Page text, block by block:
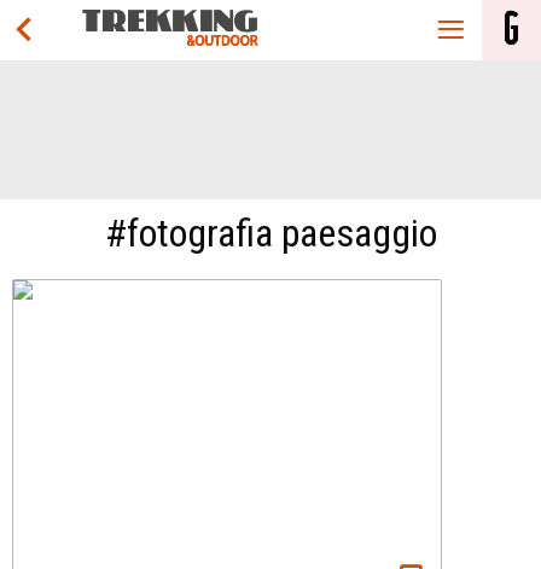
#fotografia paesaggio